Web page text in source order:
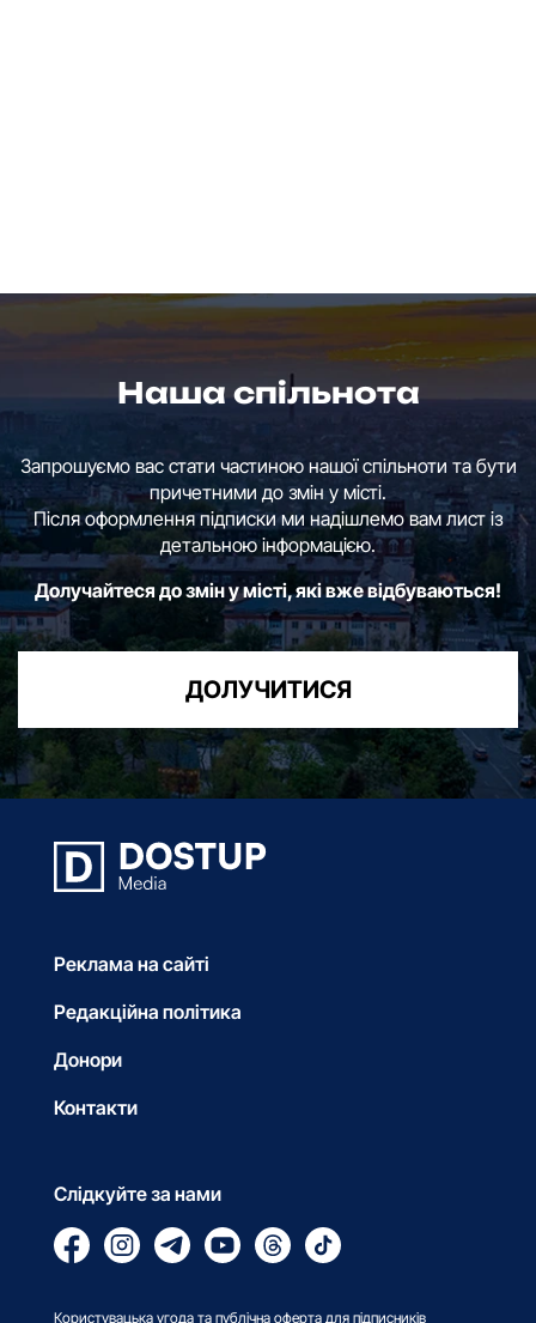
Наша спільнота
Запрошуємо вас стати частиною нашої спільноти та бути
причетними до змін у місті.
Після оформлення підписки ми надішлемо вам лист із
детальною інформацією.
Долучайтеся до змін у місті, які вже відбуваються!
ДОЛУЧИТИСЯ
Реклама на сайті
Редакційна політика
Донори
Контакти
Слідкуйте за нами
Користувацька угода та публічна оферта для підписників